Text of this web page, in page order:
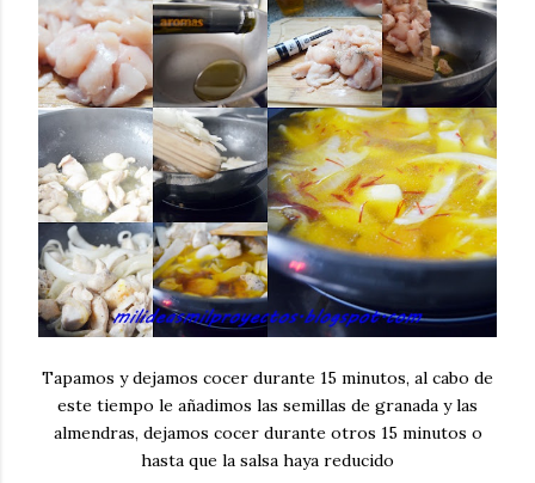
Tapamos y dejamos cocer durante 15 minutos, al cabo de
este tiempo le añadimos las semillas de granada y las
almendras, dejamos cocer durante otros 15 minutos o
hasta que la salsa haya reducido